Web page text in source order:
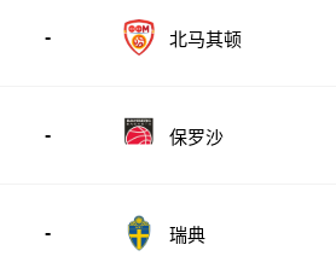
- 北马其顿
- 保罗沙
- 瑞典